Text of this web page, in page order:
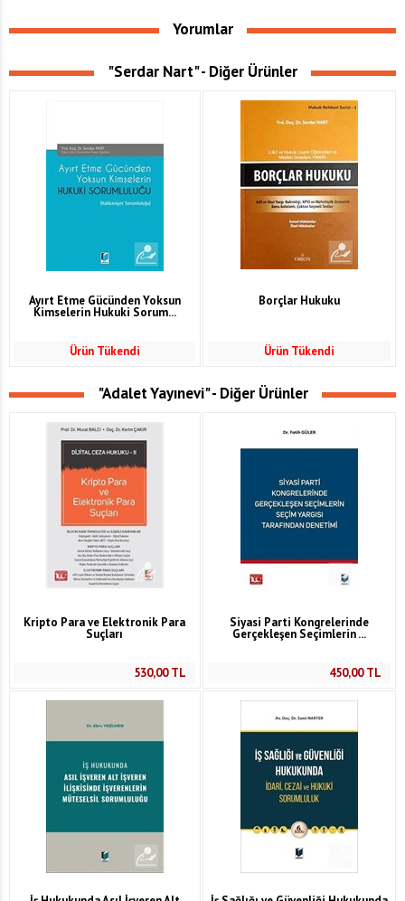
Yorumlar
"Serdar Nart" - Diğer Ürünler
Ayırt Etme Gücünden Yoksun
Kimselerin Hukuki Sorum...
Ürün Tükendi
Borçlar Hukuku
Ürün Tükendi
"Adalet Yayınevi" - Diğer Ürünler
Kripto Para ve Elektronik Para
Suçları
530,00TL
Siyasi Parti Kongrelerinde
Gerçekleşen Seçimlerin ...
450,00TL